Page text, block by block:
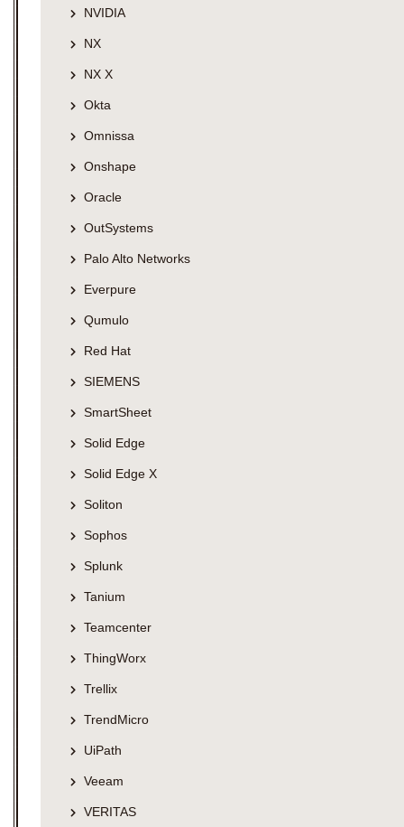
NVIDIA
NX
NX X
Okta
Omnissa
Onshape
Oracle
OutSystems
Palo Alto Networks
Everpure
Qumulo
Red Hat
SIEMENS
SmartSheet
Solid Edge
Solid Edge X
Soliton
Sophos
Splunk
Tanium
Teamcenter
ThingWorx
Trellix
TrendMicro
UiPath
Veeam
VERITAS